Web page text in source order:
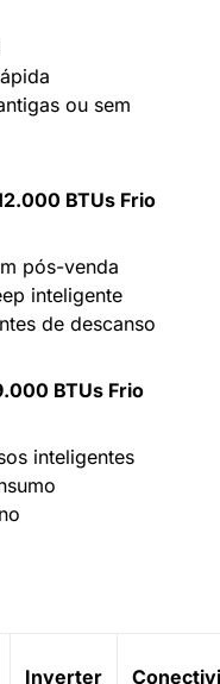
ou sem
BTUs Frio
pós-venda
inteligente
de descanso
BTUs Frio
inteligentes
Inverter